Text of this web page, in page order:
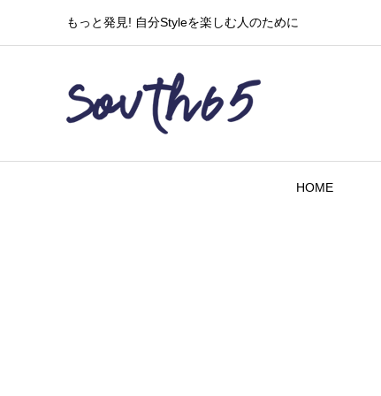
もっと発見! 自分Styleを楽しむ人のために
HOME